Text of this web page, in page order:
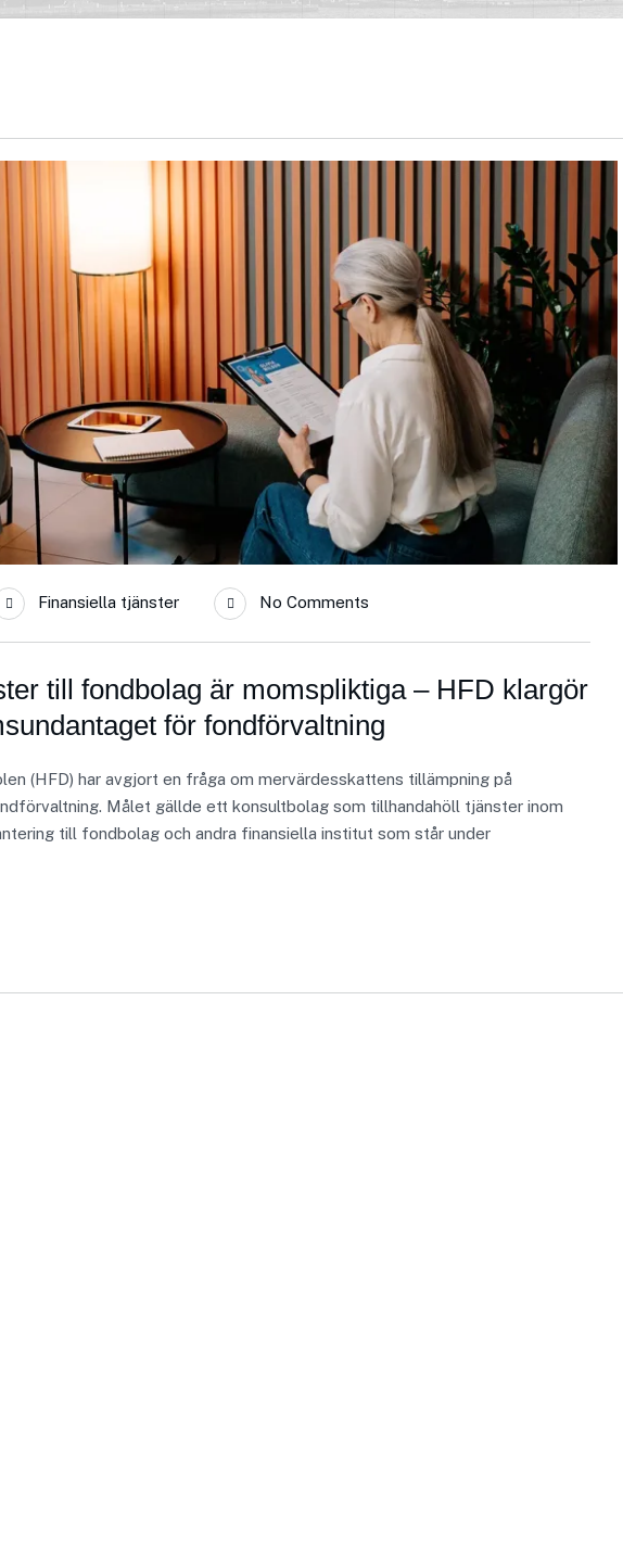
Finansiella tjänster No Comments
till fondbolag är momspliktiga – HFD klargör
för fondförvaltning
(HFD) har avgjort en fråga om mervärdesskattens tillämpning på
Målet gällde ett konsultbolag som tillhandahöll tjänster inom
till fondbolag och andra finansiella institut som står under